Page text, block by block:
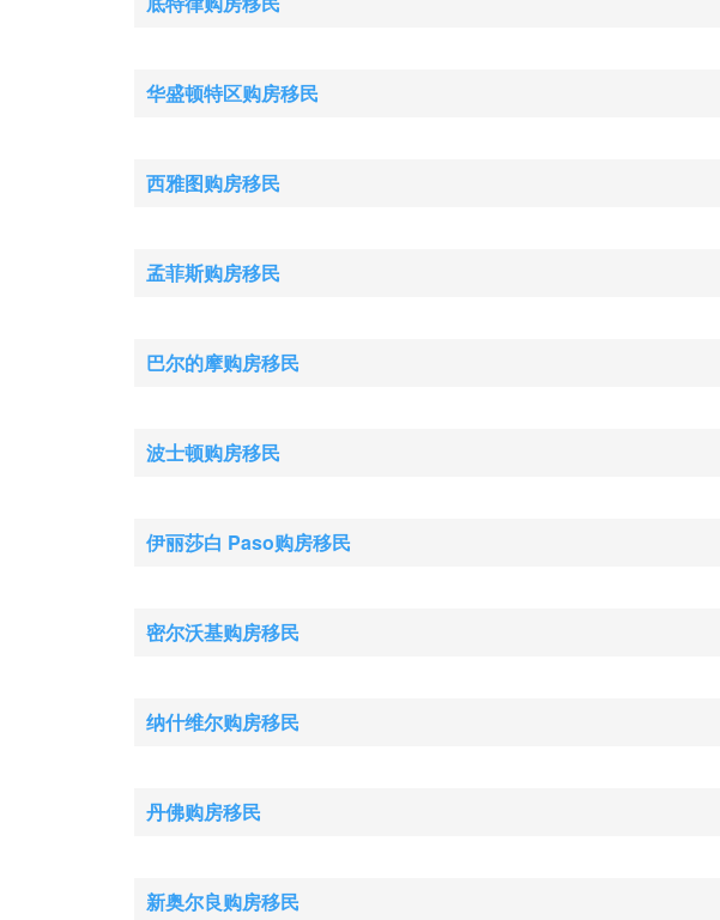
华盛顿特区购房移民
西雅图购房移民
孟菲斯购房移民
巴尔的摩购房移民
波士顿购房移民
伊丽莎白 Paso购房移民
密尔沃基购房移民
纳什维尔购房移民
丹佛购房移民
新奥尔良购房移民